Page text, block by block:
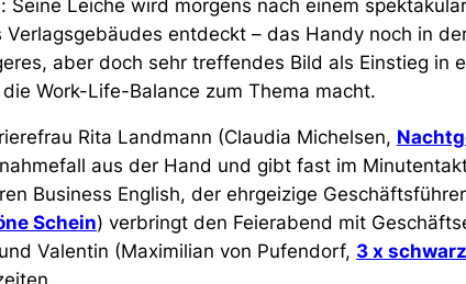
Seine Leiche wird morgens nach einem
entdeckt – das Handy noch in
aber doch sehr treffendes Bild als Einstieg in
Work-Life-Balance zum Thema macht.
Rita Landmann (Claudia Michelsen,
aus der Hand und gibt fast im
Business English, der ehrgeizige
Schein) verbringt den Feierabend mit
Valentin (Maximilian von Pufendorf, 3 x